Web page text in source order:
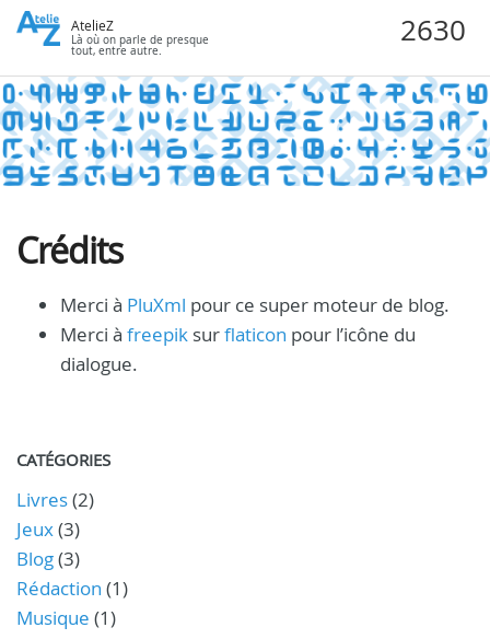
AtelieZ
Là où on parle de presque
tout, entre autre.
Crédits
Merci à PluXml pour ce super moteur de blog.
Merci à freepik surflaticon pour l’icône du
dialogue.
CATÉGORIES
Livres(2)
Jeux(3)
Blog(3)
Rédaction (1)
Musique (1)